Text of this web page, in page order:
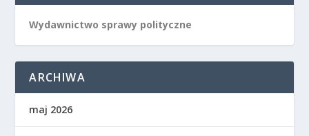
Wydawnictwo sprawy polityczne
ARCHIWA
maj 2026